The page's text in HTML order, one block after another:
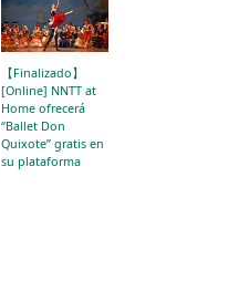
【Finalizado】
[Online] NNTT at
Home ofrecerá
“Ballet Don
Quixote” gratis en
su plataforma